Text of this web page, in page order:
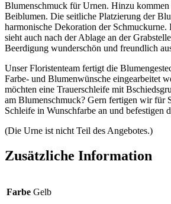
Blumenschmuck für Urnen. Hinzu kommen
Beiblumen. Die seitliche Platzierung der
harmonische Dekoration der Schmuckurne.
sieht auch nach der Ablage an der
Beerdigung wunderschön und freundlich
Unser Floristenteam fertigt die
Farbe- und Blumenwünsche eingearbeitet
möchten eine Trauerschleife mit
am Blumenschmuck? Gern fertigen wir für
Schleife in Wunschfarbe an und befestigen
(Die Urne ist nicht Teil des Angebotes.)
Zusätzliche Information
Farbe Gelb